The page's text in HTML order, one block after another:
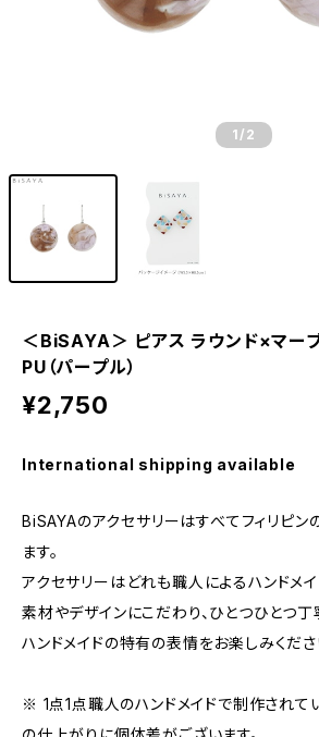
1 /2
＜BiSAYA＞ ピアス ラウンド×マー
PU（パープル）
¥2,750
International shipping available
BiSAYAのアクセサリーはすべてフィリピン
ます。
アクセサリーはどれも職人によるハンドメイ
素材やデザインにこだわり、ひとつひとつ丁
ハンドメイドの特有の表情をお楽しみくださ
※ 1点1点職人のハンドメイドで制作されて